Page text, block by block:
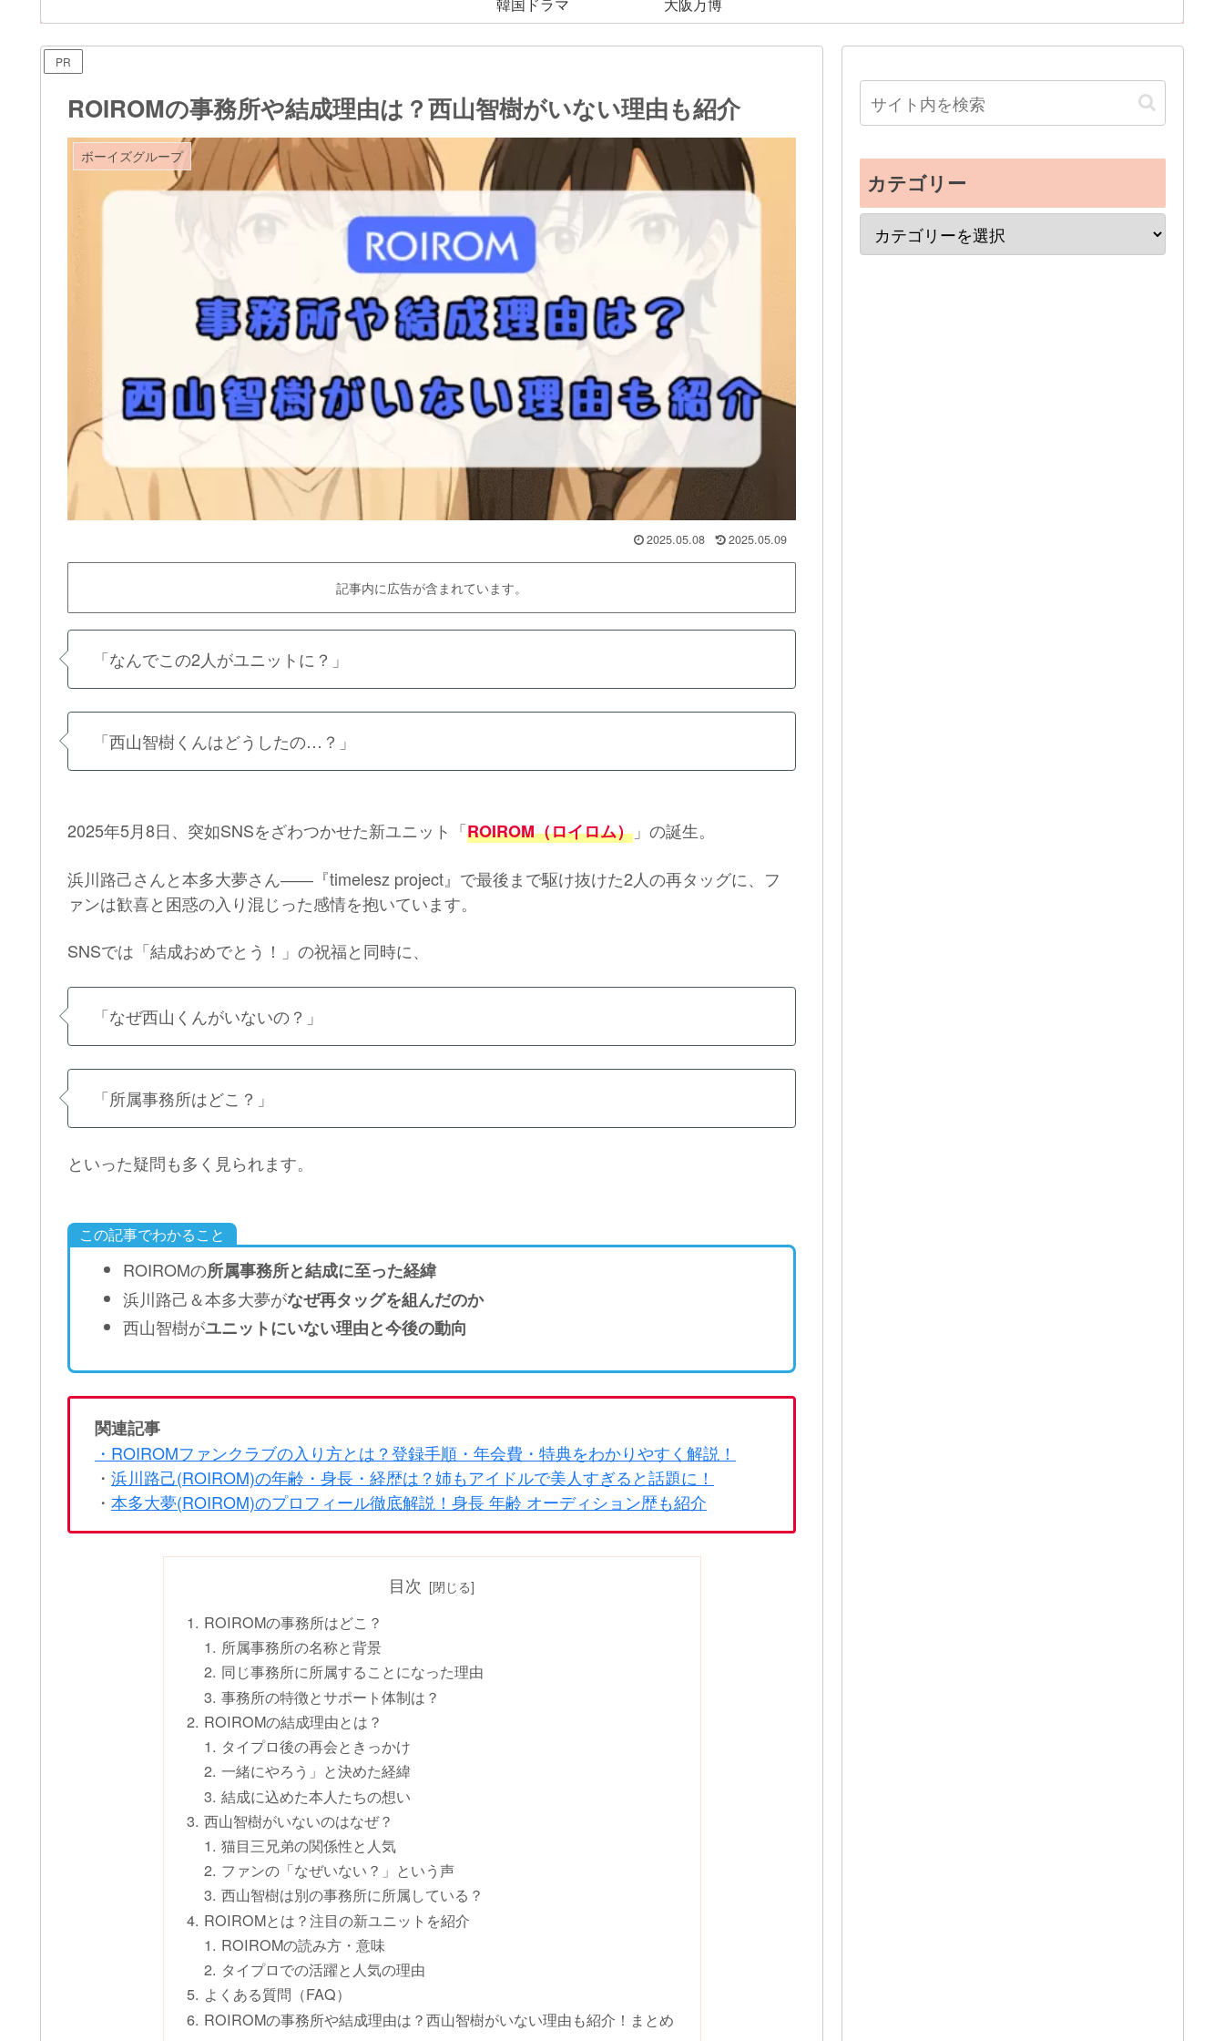
PR
ROIROMの事務所や結成理由は？西山智樹がいない理由も紹介
ボーイズグループ
2025.05.08 2025.05.09
記事内に広告が含まれています。
「なんでこの2人がユニットに？」
「西山智樹くんはどうしたの…？」
2025年5月8日、突如SNSをざわつかせた新ユニット「ROIROM（ロイロム） 」の誕生。
浜川路己さんと本多大夢さん――『timelesz project』で最後まで駆け抜けた2人の再タッグに、フ
ァンは歓喜と困惑の入り混じった感情を抱いています。
SNSでは「結成おめでとう！」の祝福と同時に、
「なぜ西山くんがいないの？」
「所属事務所はどこ？」
といった疑問も多く見られます。
この記事でわかること
ROIROMの所属事務所と結成に至った経緯
浜川路己＆本多大夢がなぜ再タッグを組んだのか
西山智樹がユニットにいない理由と今後の動向
関連記事
・ROIROMファンクラブの入り方とは？登録手順・年会費・特典をわかりやすく解説！
・ 浜川路己(ROIROM)の年齢・身長・経歴は？姉もアイドルで美人すぎると話題に！
・ 本多大夢(ROIROM)のプロフィール徹底解説！身長 年齢 オーディション歴も紹介
目次
ROIROMの事務所はどこ？
所属事務所の名称と背景
同じ事務所に所属することになった理由
事務所の特徴とサポート体制は？
ROIROMの結成理由とは？
タイプロ後の再会ときっかけ
一緒にやろう」と決めた経緯
結成に込めた本人たちの想い
西山智樹がいないのはなぜ？
猫目三兄弟の関係性と人気
ファンの「なぜいない？」という声
西山智樹は別の事務所に所属している？
ROIROMとは？注目の新ユニットを紹介
ROIROMの読み方・意味
タイプロでの活躍と人気の理由
よくある質問（FAQ）
ROIROMの事務所や結成理由は？西山智樹がいない理由も紹介！まとめ
カテゴリー